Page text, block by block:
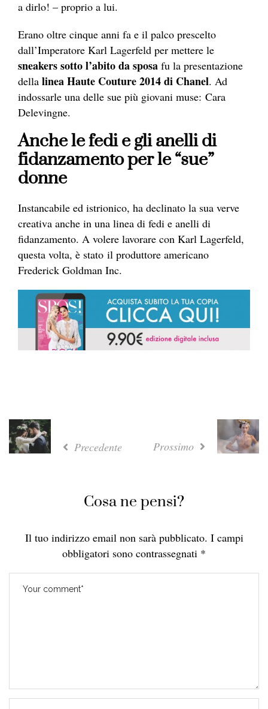
a dirlo! – proprio a lui.
Erano oltre cinque anni fa e il palco prescelto
dall’Imperatore Karl Lagerfeld per mettere le
sneakers sotto l’abito da sposa fu la presentazione
della linea Haute Couture 2014 di Chanel. Ad
indossarle una delle sue più giovani muse: Cara
Delevingne.
Anche le fedi e gli anelli di
fidanzamento per le “sue”
donne
Instancabile ed istrionico, ha declinato la sua verve
creativa anche in una linea di fedi e anelli di
fidanzamento. A volere lavorare con Karl Lagerfeld,
questa volta, è stato il produttore americano
Frederick Goldman Inc.
Precedente Prossimo
Cosa ne pensi?
Il tuo indirizzo email non sarà pubblicato. I campi
obbligatori sono contrassegnati *